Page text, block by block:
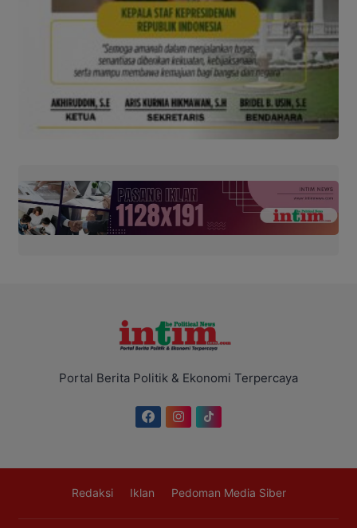
Portal Berita Politik & Ekonomi Terpercaya
Redaksi Iklan Pedoman Media Siber